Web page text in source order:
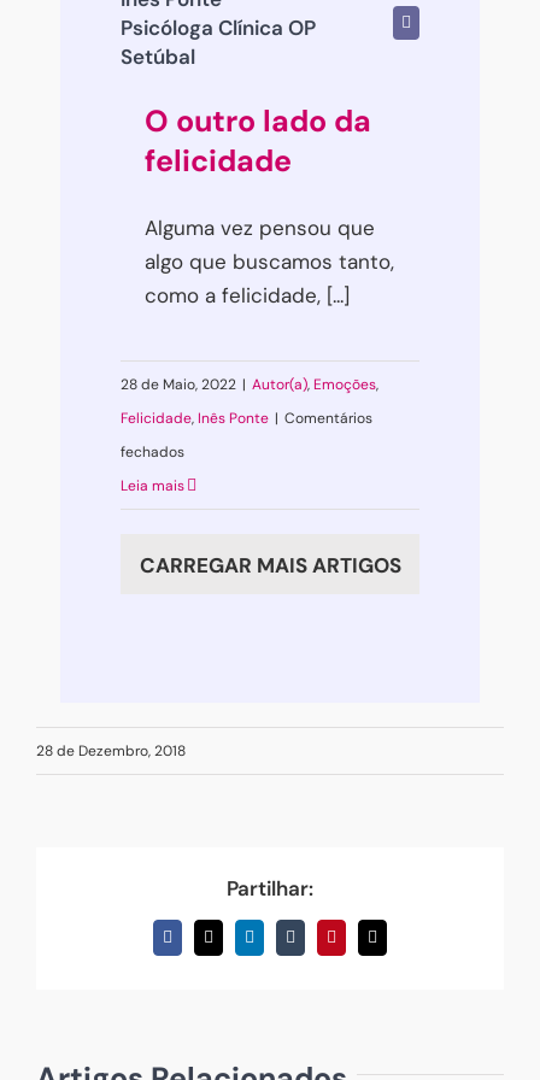
Psicóloga Clínica OP
Setúbal
O outro lado da
felicidade
Alguma vez pensou que
algo que buscamos tanto,
como a felicidade, [...]
28 de Maio, 2022 | Autor(a), Emoções,
Felicidade, Inês Ponte | Comentários
fechadosem
O
Leia mais
CARREGAR MAIS ARTIGOS
28 de Dezembro, 2018
Partilhar:
Facebook
X LinkedInTumblrPinterestEmail
(necessário